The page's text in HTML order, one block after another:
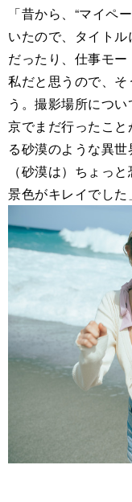
「昔から、“マイペ
いたので、タイト
だったり、仕事モ
私だと思うので、
う。撮影場所につ
京でまだ行ったこ
る砂漠のような異世
（砂漠は）ちょっ
景色がキレイでした